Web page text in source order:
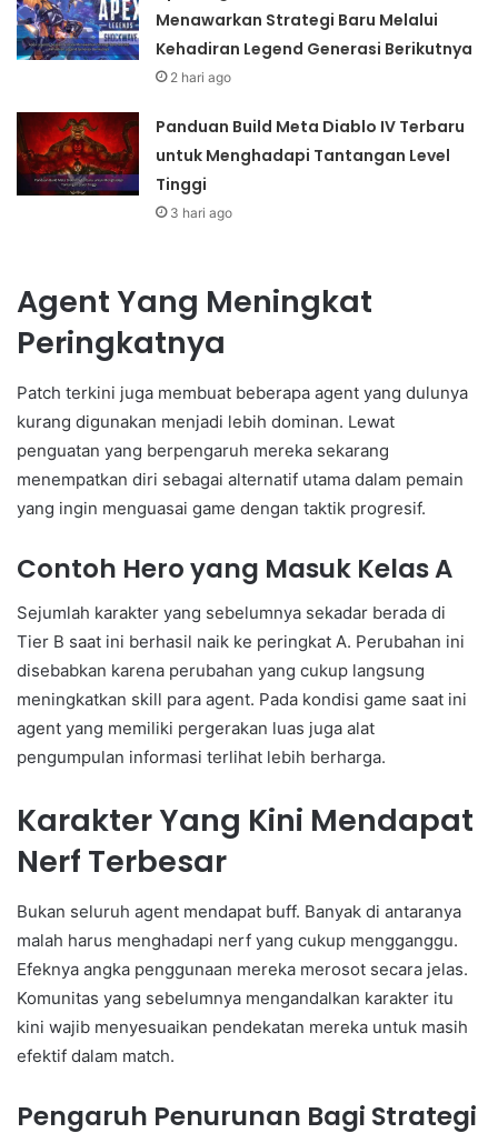
Menawarkan Strategi Baru Melalui
Kehadiran Legend Generasi Berikutnya
2 hari ago
Panduan Build Meta Diablo IV Terbaru
untuk Menghadapi Tantangan Level
Tinggi
3 hari ago
Agent Yang Meningkat
Peringkatnya
Patch terkini juga membuat beberapa agent yang dulunya
kurang digunakan menjadi lebih dominan. Lewat
penguatan yang berpengaruh mereka sekarang
menempatkan diri sebagai alternatif utama dalam pemain
yang ingin menguasai game dengan taktik progresif.
Contoh Hero yang Masuk Kelas A
Sejumlah karakter yang sebelumnya sekadar berada di
Tier B saat ini berhasil naik ke peringkat A. Perubahan ini
disebabkan karena perubahan yang cukup langsung
meningkatkan skill para agent. Pada kondisi game saat ini
agent yang memiliki pergerakan luas juga alat
pengumpulan informasi terlihat lebih berharga.
Karakter Yang Kini Mendapat
Nerf Terbesar
Bukan seluruh agent mendapat buff. Banyak di antaranya
malah harus menghadapi nerf yang cukup mengganggu.
Efeknya angka penggunaan mereka merosot secara jelas.
Komunitas yang sebelumnya mengandalkan karakter itu
kini wajib menyesuaikan pendekatan mereka untuk masih
efektif dalam match.
Pengaruh Penurunan Bagi Strategi